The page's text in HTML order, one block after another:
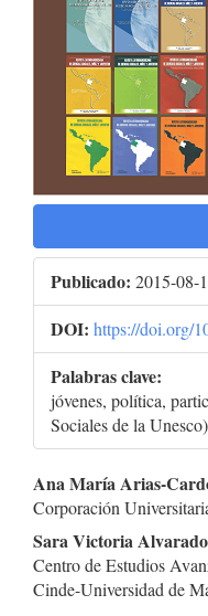
Publicado: 2015-08-
DOI: https://doi.org/
Palabras clave:
jóvenes, política,
Sociales de la
principal
del
Ana María Arias-
Corporación
Sara Victoria Alvarado
Centro de Estudios
Cinde-Universidad de